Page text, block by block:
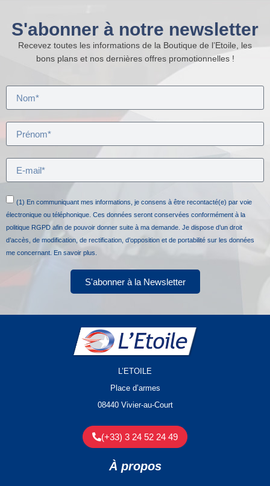
S'abonner à notre newsletter
Recevez toutes les informations de la Boutique de l’Etoile, les
bons plans et nos dernières offres promotionnelles !
(1) En communiquant mes informations, je consens à être recontacté(e) par voie
électronique ou téléphonique. Ces données seront conservées conformément à la
politique RGPD afin de pouvoir donner suite à ma demande. Je dispose d’un droit
d’accès, de modification, de rectification, d’opposition et de portabilité sur les données
me concernant. En savoir plus.
S'abonner à la Newsletter
L’ETOILE
Place d’armes
08440 Vivier-au-Court
(+33) 3 24 52 24 49
À propos